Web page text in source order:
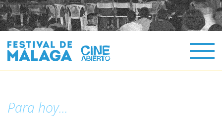
Para hoy...